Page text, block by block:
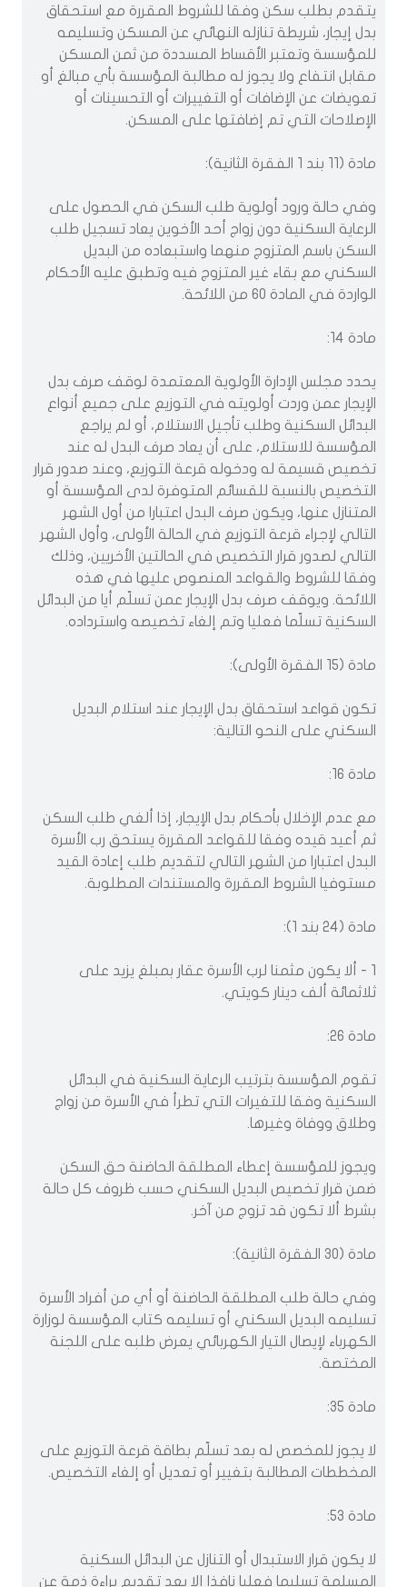
يتقدم بطلب سكن وفقا للشروط المقررة مع استحقاق
بدل إيجار، شريطة تنازله النهائي عن المسكن وتسليمه
للمؤسسة وتعتبر الأقساط المسددة من ثمن المسكن
مقابل انتفاع ولا يجوز له مطالبة المؤسسة بأي مبالغ أو
تعويضات عن الإضافات أو التغييرات أو التحسينات أو
الإصلاحات التي تم إضافتها على المسكن.
مادة (11 بند 1 الفقرة الثانية):
وفي حالة ورود أولوية طلب السكن في الحصول على
الرعاية السكنية دون زواج أحد الأخوين يعاد تسجيل طلب
السكن باسم المتزوج منهما واستبعاده من البديل
السكني مع بقاء غير المتزوج فيه وتطبق عليه الأحكام
الواردة في المادة 60 من اللائحة.
مادة 14:
يحدد مجلس الإدارة الأولوية المعتمدة لوقف صرف بدل
الإيجار عمن وردت أولويته في التوزيع على جميع أنواع
البدائل السكنية وطلب تأجيل الاستلام، أو لم يراجع
المؤسسة للاستلام، على أن يعاد صرف البدل له عند
تخصيص قسيمة له ودخوله قرعة التوزيع، وعند صدور قرار
التخصيص بالنسبة للقسائم المتوفرة لدى المؤسسة أو
المتنازل عنها، ويكون صرف البدل اعتبارا من أول الشهر
التالي لإجراء قرعة التوزيع في الحالة الأولى، وأول الشهر
التالي لصدور قرار التخصيص في الحالتين الأخريين، وذلك
وفقا للشروط والقواعد المنصوص عليها في هذه
اللائحة. ويوقف صرف بدل الإيجار عمن تسلّم أيا من البدائل
السكنية تسلّما فعليا وتم إلغاء تخصيصه واسترداده.
مادة (15 الفقرة الأولى):
تكون قواعد استحقاق بدل الإيجار عند استلام البديل
السكني على النحو التالية:
مادة 16:
مع عدم الإخلال بأحكام بدل الإيجار، إذا ألغي طلب السكن
ثم أعيد قيده وفقا للقواعد المقررة يستحق رب الأسرة
البدل اعتبارا من الشهر التالي لتقديم طلب إعادة القيد
مستوفيا الشروط المقررة والمستندات المطلوبة.
مادة (24 بند 1):
1 - ألا يكون مثمنا لرب الأسرة عقار بمبلغ يزيد على
ثلاثمائة ألف دينار كويتي.
مادة 26:
تقوم المؤسسة بترتيب الرعاية السكنية في البدائل
السكنية وفقا للتغيرات التي تطرأ في الأسرة من زواج
وطلاق ووفاة وغيرها.
ويجوز للمؤسسة إعطاء المطلقة الحاضنة حق السكن
ضمن قرار تخصيص البديل السكني حسب ظروف كل حالة
بشرط ألا تكون قد تزوج من آخر.
مادة (30 الفقرة الثانية):
وفي حالة طلب المطلقة الحاضنة أو أي من أفراد الأسرة
تسليمه البديل السكني أو تسليمه كتاب المؤسسة لوزارة
الكهرباء لإيصال التيار الكهربائي يعرض طلبه على اللجنة
المختصة.
مادة 35:
لا يجوز للمخصص له بعد تسلّم بطاقة قرعة التوزيع على
المخططات المطالبة بتغيير أو تعديل أو إلغاء التخصيص.
مادة 53:
لا يكون قرار الاستبدال أو التنازل عن البدائل السكنية
المسلمة تسليما فعليا نافذا إلا بعد تقديم براءة ذمة عن